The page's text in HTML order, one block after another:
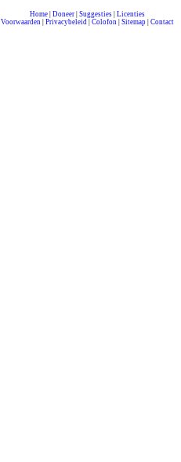
Home| Doneer| Suggesties| Licenties
Voorwaarden| Privacybeleid| Colofon| Sitemap| Contact